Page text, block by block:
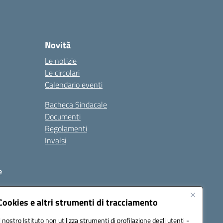
e altri strumenti di tracciamento
nostro Istituto non utilizza strumenti di profilazione degli utenti -
Novità
Le notizie
Le circolari
Calendario eventi
Bacheca Sindacale
Documenti
Regolamenti
Invalsi